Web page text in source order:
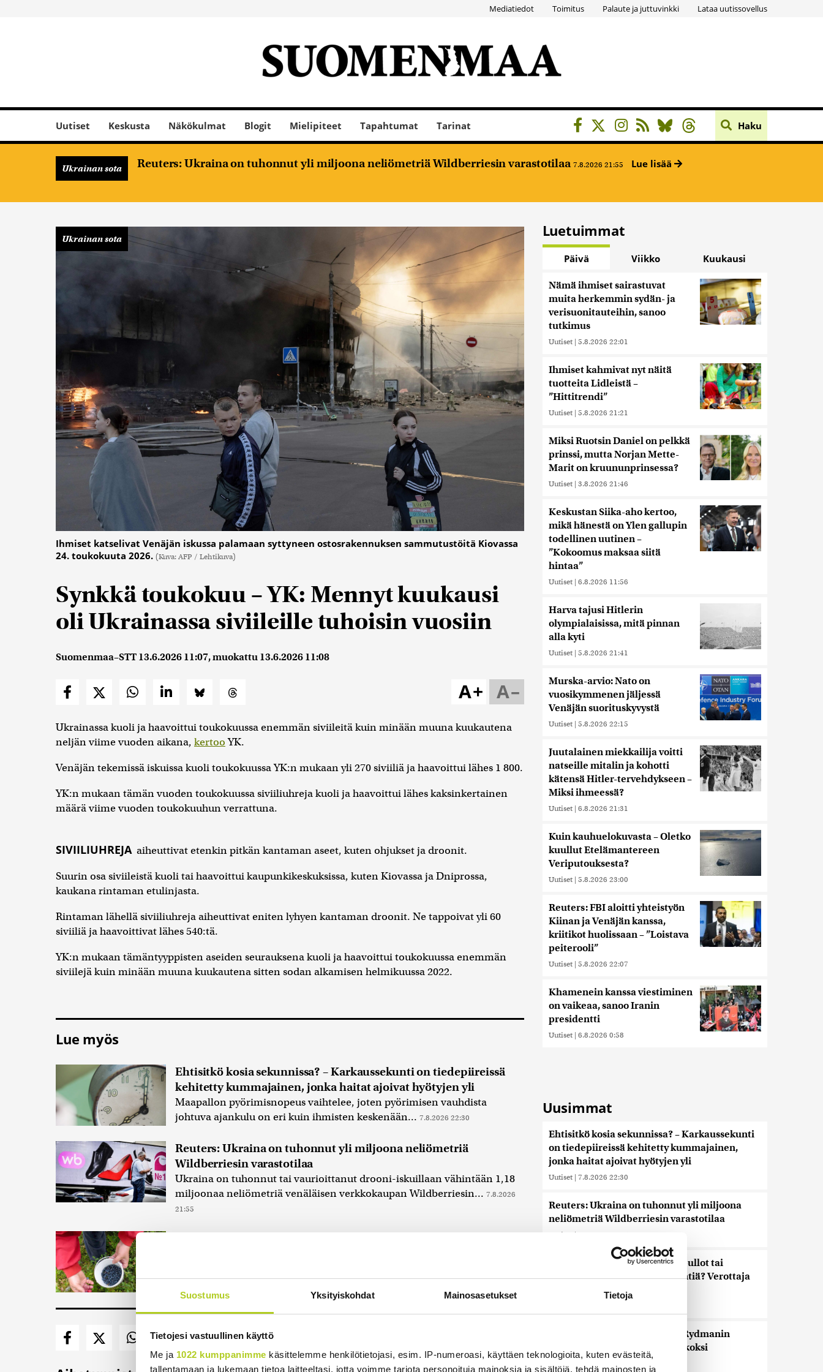
Suostumus Yksityiskohdat Mainosasetukset Tietoja
Tietojesi vastuullinen käyttö
Me ja 1022 kumppanimme käsittelemme henkilötietojasi, esim. IP-numeroasi, käyttäen teknologioita, kuten evästeitä,
tallentamaan ja lukemaan tietoa laitteeltasi, jotta voimme tarjota personoituja mainoksia ja sisältöjä, tehdä mainosten ja
Mediatiedot Toimitus Palaute ja juttuvinkki Lataa uutissovellus
Uutiset Keskusta Näkökulmat Blogit Mielipiteet Tapahtumat Tarinat Haku
Ukrainan sota Reuters: Ukraina on tuhonnut yli miljoona neliömetriä Wildberriesin varastotilaa 7.8.2026 21:55 Lue lisää
Ukrainan sota
Ihmiset katselivat Venäjän iskussa palamaan syttyneen ostosrakennuksen sammutustöitä Kiovassa
24. toukokuuta 2026. (Kuva: AFP / Lehtikuva)
Synkkä toukokuu – YK: Mennyt kuukausi
oli Ukrainassa siviileille tuhoisin vuosiin
Suomenmaa–STT 13.6.2026 11:07, muokattu 13.6.2026 11:08
A–
A+
Ukrainassa kuoli ja haavoittui toukokuussa enemmän siviileitä kuin minään muuna kuukautena
neljän viime vuoden aikana, kertooYK.
Venäjän tekemissä iskuissa kuoli toukokuussa YK:n mukaan yli 270 siviiliä ja haavoittui lähes 1 800.
YK:n mukaan tämän vuoden toukokuussa siviiliuhreja kuoli ja haavoittui lähes kaksinkertainen
määrä viime vuoden toukokuuhun verrattuna.
SIVIILIUHREJA aiheuttivat etenkin pitkän kantaman aseet, kuten ohjukset ja droonit.
Suurin osa siviileistä kuoli tai haavoittui kaupunkikeskuksissa, kuten Kiovassa ja Dniprossa,
kaukana rintaman etulinjasta.
Rintaman lähellä siviiliuhreja aiheuttivat eniten lyhyen kantaman droonit. Ne tappoivat yli 60
siviiliä ja haavoittivat lähes 540:tä.
YK:n mukaan tämäntyyppisten aseiden seurauksena kuoli ja haavoittui toukokuussa enemmän
siviilejä kuin minään muuna kuukautena sitten sodan alkamisen helmikuussa 2022.
Lue myös
Ehtisitkö kosia sekunnissa? – Karkaussekunti on tiedepiireissä
kehitetty kummajainen, jonka haitat ajoivat hyötyjen yli
Maapallon pyörimisnopeus vaihtelee, joten pyörimisen vauhdista
johtuva ajankulu on eri kuin ihmisten keskenään... 7.8.2026 22:30
Reuters: Ukraina on tuhonnut yli miljoona neliömetriä
Wildberriesin varastotilaa
Ukraina on tuhonnut tai vaurioittanut drooni-iskuillaan vähintään 1,18
miljoonaa neliömetriä venäläisen verkkokaupan Wildberriesin... 7.8.2026
21:55
kun marjat myydään sellaisinaan kuluttajalle, vaikka...
Luetuimmat
Päivä Viikko Kuukausi
Nämä ihmiset sairastuvat
muita herkemmin sydän- ja
verisuonitauteihin, sanoo
tutkimus
Uutiset | 5.8.2026 22:01
Ihmiset kahmivat nyt näitä
tuotteita Lidleistä –
”Hittitrendi”
Uutiset | 5.8.2026 21:21
Miksi Ruotsin Daniel on pelkkä
prinssi, mutta Norjan Mette-
Marit on kruununprinsessa?
Uutiset | 3.8.2026 21:46
Keskustan Siika-aho kertoo,
mikä hänestä on Ylen gallupin
todellinen uutinen –
”Kokoomus maksaa siitä
hintaa”
Uutiset | 6.8.2026 11:56
Harva tajusi Hitlerin
olympialaisissa, mitä pinnan
alla kyti
Uutiset | 5.8.2026 21:41
Murska-arvio: Nato on
vuosikymmenen jäljessä
Venäjän suorituskyvystä
Uutiset | 5.8.2026 22:15
Juutalainen miekkailija voitti
natseille mitalin ja kohotti
kätensä Hitler-tervehdykseen –
Miksi ihmeessä?
Uutiset | 6.8.2026 21:31
Kuin kauhuelokuvasta – Oletko
kuullut Etelämantereen
Veriputouksesta?
Uutiset | 5.8.2026 23:00
Reuters: FBI aloitti yhteistyön
Kiinan ja Venäjän kanssa,
kriitikot huolissaan – ”Loistava
peiterooli”
Uutiset | 5.8.2026 22:07
Khamenein kanssa viestiminen
on vaikeaa, sanoo Iranin
presidentti
Uutiset | 6.8.2026 0:58
Uusimmat
Ehtisitkö kosia sekunnissa? – Karkaussekunti
on tiedepiireissä kehitetty kummajainen,
jonka haitat ajoivat hyötyjen yli
Uutiset | 7.8.2026 22:30
Reuters: Ukraina on tuhonnut yli miljoona
neliömetriä Wildberriesin varastotilaa
Uutiset |
Palautitko puistosta löydetyt pullot tai
pakastitko marjat ennen myyntiä? Verottaja
vaatii osansa
Timo Laaninen julistaa Wille Rydmanin
Suomen taitavimmaksi poliitikoksi